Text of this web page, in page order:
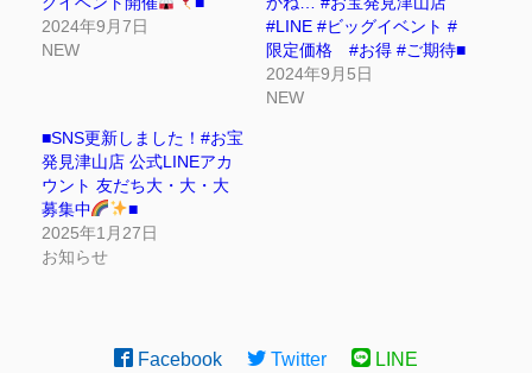
2024年9月7日
NEW
#LINE #ビッグイベント #
限定価格 #お得 #ご期待■
2024年9月5日
NEW
■SNS更新しました！#お宝
発見津山店 公式LINEアカ
ウント 友だち大・大・大
募集中
■
2025年1月27日
お知らせ
Facebook Twitter LINE